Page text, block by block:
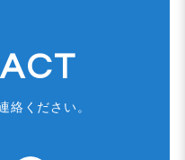
絡ください。